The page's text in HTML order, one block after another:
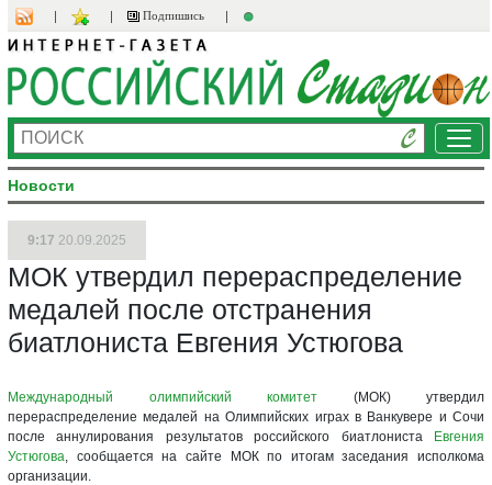
Подпишись
Новости
9:17 20.09.2025
МОК утвердил перераспределение
медалей после отстранения
биатлониста Евгения Устюгова
Международный олимпийский комитет (МОК) утвердил
перераспределение медалей на Олимпийских играх в Ванкувере и Сочи
после аннулирования результатов российского биатлониста
Евгения
Устюгова, сообщается на сайте МОК по итогам заседания исполкома
организации.